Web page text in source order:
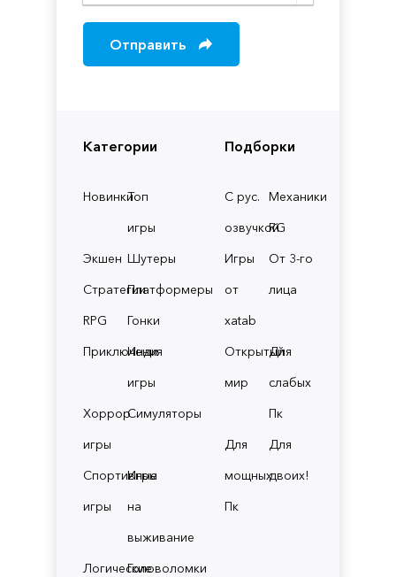
Категории
НовинкиТоп
игры
Экшен Шутеры
СтратегииПлатформеры
RPG
Гонки
Приключения
Инди
игры
Хоррор
игры
Симуляторы
Спортивные
игры
Игры
на
выживание
ЛогическиеГоловоломки
Подборки
С рус.
озвучкой
Механики
RG
Игры
от
xatab
От 3-го
лица
Открытый
мир
Для
слабых
Пк
Для
мощных
Пк
Для
двоих!
Отправить